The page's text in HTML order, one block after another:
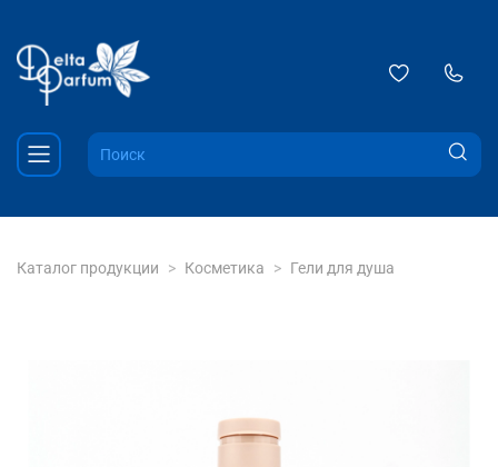
Каталог продукции Косметика Гели для душа